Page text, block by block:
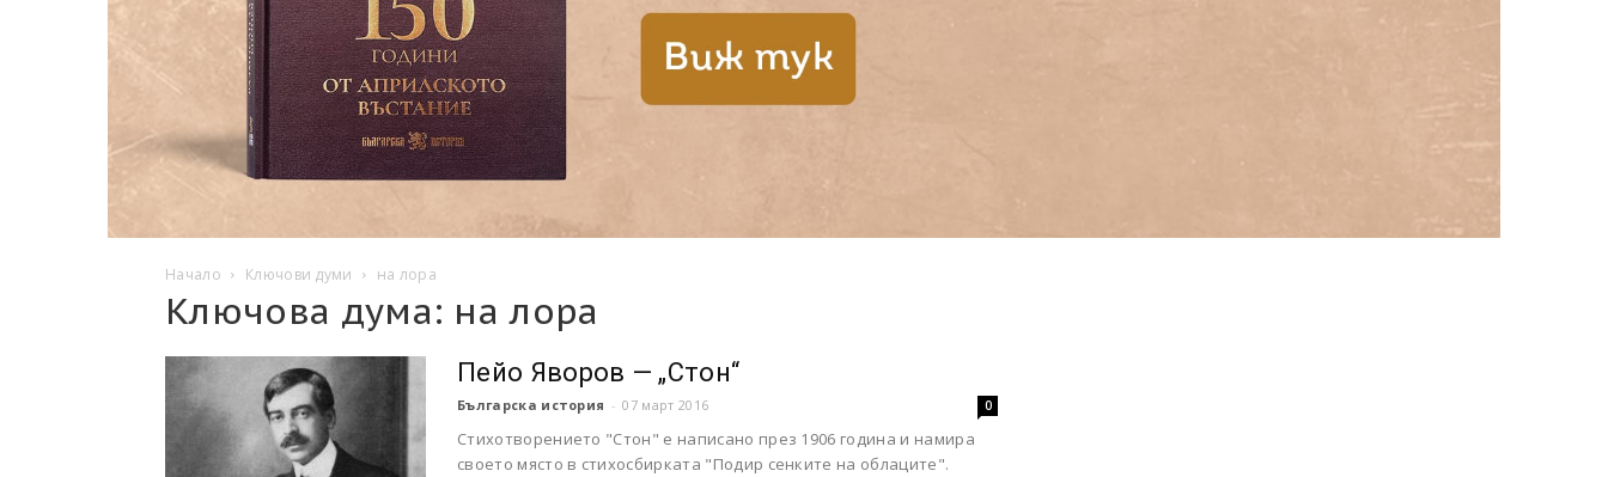
Начало Ключови думи на лора
Ключова дума: на лора
Пейо Яворов — „Стон“
Българска история - 07 март 2016 0
Стихотворението "Стон" е написано през 1906 година и намира
своето място в стихосбирката "Подир сенките на облаците".